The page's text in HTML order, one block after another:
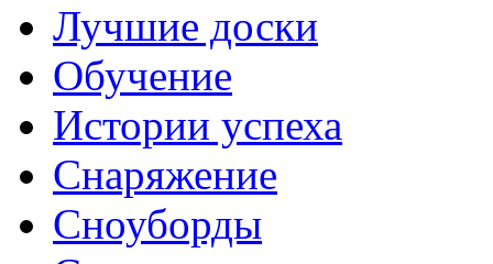
Лучшие доски
Обучение
Истории успеха
Снаряжение
Сноуборды